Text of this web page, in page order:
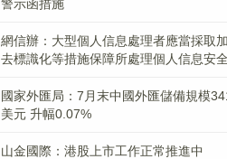
警示函措施
網信辦：大型個人信息處理者應當採取加
去標識化等措施保障所處理個人信息安全
國家外匯局：7月末中國外匯儲備規模
美元 升幅0.07%
山金國際：港股上市工作正常推進中